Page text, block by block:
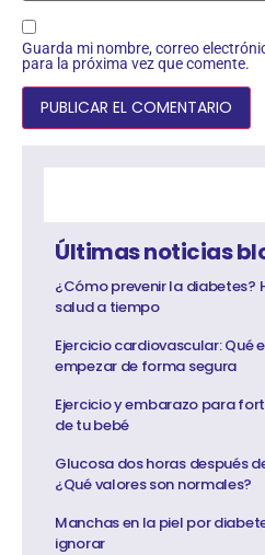
Guarda mi nombre, correo
para la próxima vez que comente.
Últimas noticias
¿Cómo prevenir la diabetes?
salud a tiempo
Ejercicio cardiovascular: Qué
empezar de forma segura
Ejercicio y embarazo para
de tu bebé
Glucosa dos horas después
¿Qué valores son normales?
Manchas en la piel por
ignorar